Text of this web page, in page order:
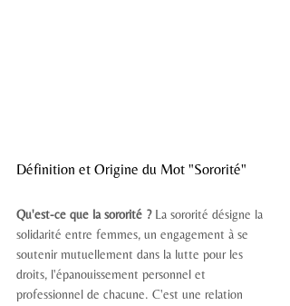
Définition et Origine du Mot "Sororité"
Qu'est-ce que la sororité ? La sororité désigne la
solidarité entre femmes, un engagement à se
soutenir mutuellement dans la lutte pour les
droits, l'épanouissement personnel et
professionnel de chacune. C'est une relation